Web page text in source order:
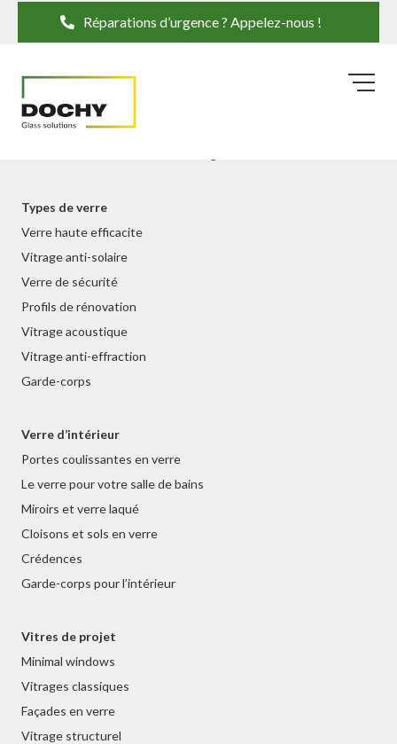
Réparations d’urgence ? Appelez-nous !
Réparation de verre
Casse de vitre
Types de verre
Verre haute efficacite
Vitrage anti-solaire
Verre de sécurité
Profils de rénovation
Vitrage acoustique
Vitrage anti-effraction
Garde-corps
Verre d’intérieur
Portes coulissantes en verre
Le verre pour votre salle de bains
Miroirs et verre laqué
Cloisons et sols en verre
Crédences
Garde-corps pour l’intérieur
Vitres de projet
Minimal windows
Vitrages classiques
Façades en verre
Vitrage structurel